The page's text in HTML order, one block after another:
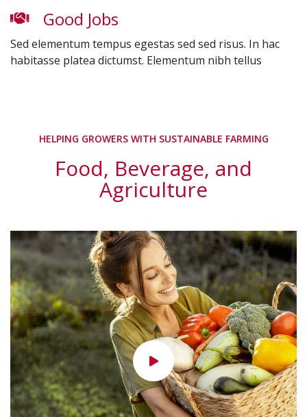
Good Jobs
Sed elementum tempus egestas sed sed risus. In hac
habitasse platea dictumst. Elementum nibh tellus
HELPING GROWERS WITH SUSTAINABLE FARMING
Food, Beverage, and
Agriculture